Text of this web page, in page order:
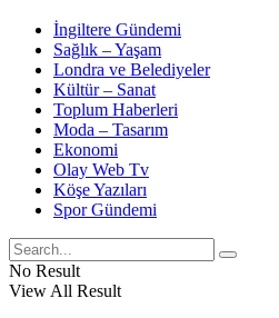
İngiltere Gündemi
Sağlık – Yaşam
Londra ve Belediyeler
Kültür – Sanat
Toplum Haberleri
Moda – Tasarım
Ekonomi
Olay Web Tv
Köşe Yazıları
Spor Gündemi
No Result
View All Result